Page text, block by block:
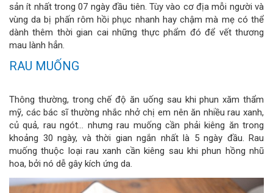
sản ít nhất trong 07 ngày đầu tiên. Tùy vào cơ địa mỗi người và
vùng da bị phấn rôm hồi phục nhanh hay chậm mà mẹ có thể
dành thêm thời gian cai những thực phẩm đó để vết thương
mau lành hẳn.
RAU MUỐNG
Thông thường, trong chế độ ăn uống sau khi phun xăm thẩm
mỹ, các bác sĩ thường nhắc nhở chị em nên ăn nhiều rau xanh,
củ quả, rau ngót… nhưng rau muống cần phải kiêng ăn trong
khoảng 30 ngày, và thời gian ngắn nhất là 5 ngày đầu. Rau
muống thuộc loại rau xanh cần kiêng sau khi phun hồng nhũ
hoa, bởi nó dễ gây kích ứng da.